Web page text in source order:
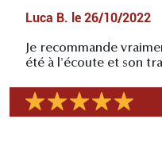
Luca B. le 26/10/2022
Je recommande
été à l'écoute et son